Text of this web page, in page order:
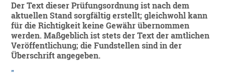
Der Text dieser Prüfungsordnung ist nach dem
aktuellen Stand sorgfältig erstellt; gleichwohl kann
für die Richtigkeit keine Gewähr übernommen
werden. Maßgeblich ist stets der Text der amtlichen
Veröffentlichung; die Fundstellen sind in der
Überschrift angegeben.